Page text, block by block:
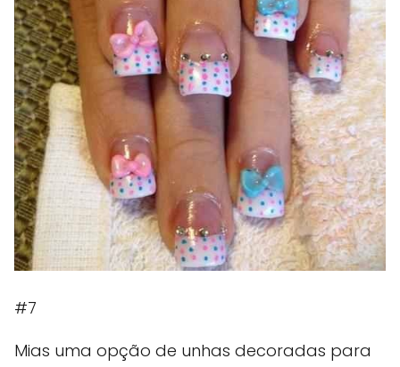
#7
Mias uma opção de unhas decoradas para